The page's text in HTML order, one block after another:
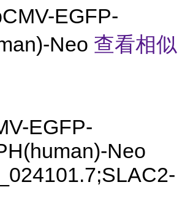
EGFP-
Neo 查看相似
EGFP-
Neo